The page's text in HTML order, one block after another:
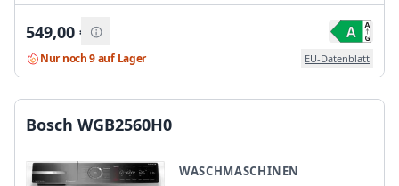
549,00 €
Nur noch 9 auf Lager EU-Datenblatt
Bosch WGB2560H0
WASCHMASCHINEN